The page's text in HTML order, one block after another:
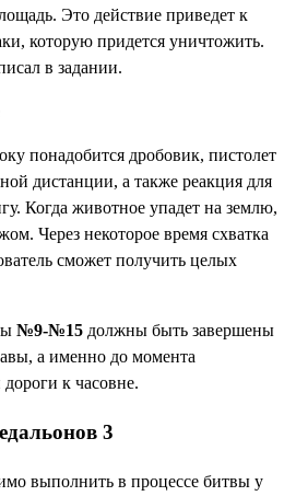
Это действие приведет к
которую придется уничтожить.
в задании.
понадобится дробовик, пистолет
дистанции, а также реакция для
Когда животное упадет на землю,
Через некоторое время схватка
сможет получить целых
№9-№15 должны быть завершены
а именно до момента
к часовне.
3
выполнить в процессе битвы у